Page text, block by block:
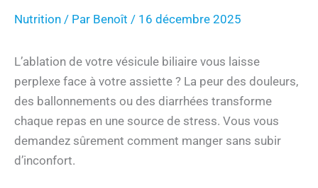
Nutrition / Par Benoît / 16 décembre 2025
L’ablation de votre vésicule biliaire vous laisse
perplexe face à votre assiette ? La peur des douleurs,
des ballonnements ou des diarrhées transforme
chaque repas en une source de stress. Vous vous
demandez sûrement comment manger sans subir
d’inconfort.